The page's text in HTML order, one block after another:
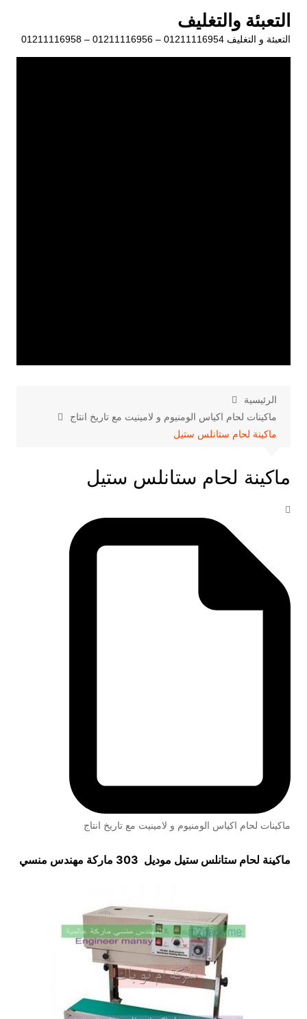
المحتوى
التعبئة والتغليف
التعبئة و التغليف 01211116954 – 01211116956 – 01211116958
الرئيسية
ماكينات لحام اكياس الومنيوم و لامينيت مع تاريخ انتاج
ماكينة لحام ستانلس ستيل
ماكينة لحام ستانلس ستيل
ماكينات لحام اكياس الومنيوم و لامينيت مع تاريخ انتاج
ماكينة لحام ستانلس ستيل موديل 303 ماركة مهندس منسي